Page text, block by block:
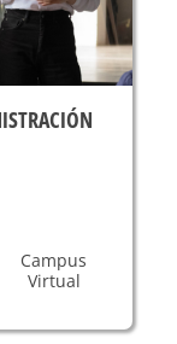
Campus
Virtual